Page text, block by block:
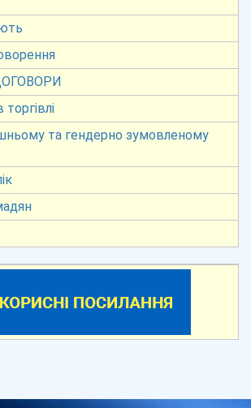
торгівлі
та гендерно зумовленому